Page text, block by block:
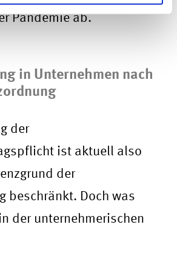
Pandemie ab.
in Unternehmen nach
der
ist aktuell also
der
beschränkt. Doch was
der unternehmerischen